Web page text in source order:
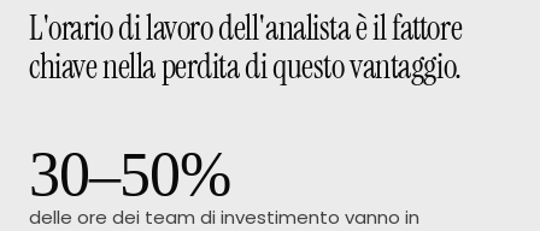
L'orario di lavoro dell'analista è il fattore
chiave nella perdita di questo vantaggio.
30–50%
delle ore dei team di investimento vanno in